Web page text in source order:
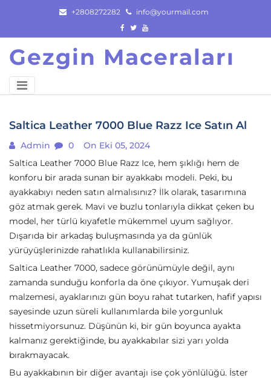
content
+2808272282 info@yourmail.com
Gezgin Maceraları
Saltica Leather 7000 Blue Razz Ice Satın Al
Admin 0
On Eki 05, 2024
Saltica Leather 7000 Blue Razz Ice, hem şıklığı hem de
konforu bir arada sunan bir ayakkabı modeli. Peki, bu
ayakkabıyı neden satın almalısınız? İlk olarak, tasarımına
göz atmak gerek. Mavi ve buzlu tonlarıyla dikkat çeken bu
model, her türlü kıyafetle mükemmel uyum sağlıyor.
Dışarıda bir arkadaş buluşmasında ya da günlük
yürüyüşlerinizde rahatlıkla kullanabilirsiniz.
Saltica Leather 7000, sadece görünümüyle değil, aynı
zamanda sunduğu konforla da öne çıkıyor. Yumuşak deri
malzemesi, ayaklarınızı gün boyu rahat tutarken, hafif yapısı
sayesinde uzun süreli kullanımlarda bile yorgunluk
hissetmiyorsunuz. Düşünün ki, bir gün boyunca ayakta
kalmanız gerektiğinde, bu ayakkabılar sizi yarı yolda
bırakmayacak.
Bu ayakkabının bir diğer avantajı ise çok yönlülüğü. İster